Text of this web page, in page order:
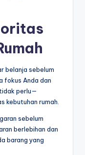
belanja sebelum
fokus Anda dan
perlu—
kebutuhan rumah.
sebelum
berlebihan dan
barang yang